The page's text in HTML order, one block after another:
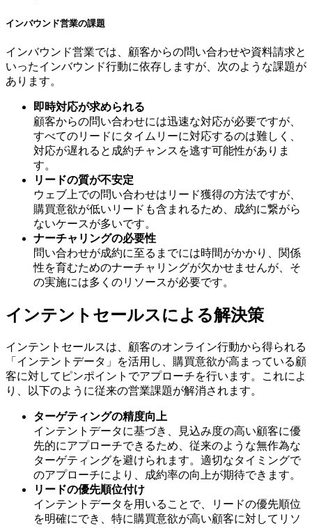
インバウンド営業の課題
インバウンド営業では、顧客からの問い合わせや資料請求と
いったインバウンド行動に依存しますが、次のような課題が
あります。
即時対応が求められる
顧客からの問い合わせには迅速な対応が必要ですが、
すべてのリードにタイムリーに対応するのは難しく、
対応が遅れると成約チャンスを逃す可能性がありま
す。
リードの質が不安定
ウェブ上での問い合わせはリード獲得の方法ですが、
購買意欲が低いリードも含まれるため、成約に繋がら
ないケースが多いです。
ナーチャリングの必要性
問い合わせが成約に至るまでには時間がかかり、関係
性を育むためのナーチャリングが欠かせませんが、そ
の実施には多くのリソースが必要です。
インテントセールスによる解決策
インテントセールスは、顧客のオンライン行動から得られる
「インテントデータ」を活用し、購買意欲が高まっている顧
客に対してピンポイントでアプローチを行います。これによ
り、以下のように従来の営業課題が解消されます。
ターゲティングの精度向上
インテントデータに基づき、見込み度の高い顧客に優
先的にアプローチできるため、従来のような無作為な
ターゲティングを避けられます。適切なタイミングで
のアプローチにより、成約率の向上が期待できます。
リードの優先順位付け
インテントデータを用いることで、リードの優先順位
を明確にでき、特に購買意欲が高い顧客に対してリソ